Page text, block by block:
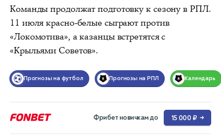
Команды продолжат подготовку к сезону в РПЛ.
11 июля красно-белые сыграют против
«Локомотива», а казанцы встретятся с
«Крыльями Советов».
Прогнозы на футбол Прогнозы на РПЛ Календарь
Фрибет новичкам до 15 000 ₽ →